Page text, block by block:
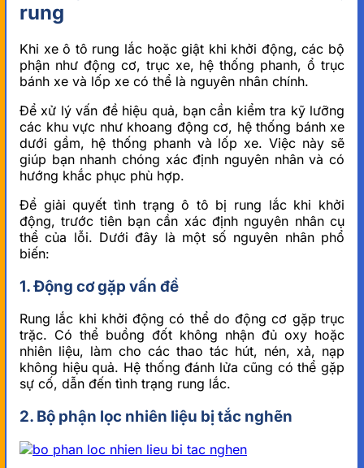
rung
Khi xe ô tô rung lắc hoặc giật khi khởi động, các bộ
phận như động cơ, trục xe, hệ thống phanh, ổ trục
bánh xe và lốp xe có thể là nguyên nhân chính.
Để xử lý vấn đề hiệu quả, bạn cần kiểm tra kỹ lưỡng
các khu vực như khoang động cơ, hệ thống bánh xe
dưới gầm, hệ thống phanh và lốp xe. Việc này sẽ
giúp bạn nhanh chóng xác định nguyên nhân và có
hướng khắc phục phù hợp.
Để giải quyết tình trạng ô tô bị rung lắc khi khởi
động, trước tiên bạn cần xác định nguyên nhân cụ
thể của lỗi. Dưới đây là một số nguyên nhân phổ
biến:
1. Động cơ gặp vấn đề
Rung lắc khi khởi động có thể do động cơ gặp trục
trặc. Có thể buồng đốt không nhận đủ oxy hoặc
nhiên liệu, làm cho các thao tác hút, nén, xả, nạp
không hiệu quả. Hệ thống đánh lửa cũng có thể gặp
sự cố, dẫn đến tình trạng rung lắc.
2. Bộ phận lọc nhiên liệu bị tắc nghẽn